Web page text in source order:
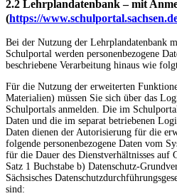
2.2 Lehrplandatenbank – mit
(https://
Bei der Nutzung der Lehrplandatenbank
Schulportal werden personenbezogene
beschriebene Verarbeitung hinaus wie
Für die Nutzung der erweiterten
Materialien) müssen Sie sich über das
Schulportals anmelden. Die im
Daten und die im separat betriebenen
Daten dienen der Autorisierung für die
folgende personenbezogene Daten vom
für die Dauer des Dienstverhältnisses auf
Satz 1 Buchstabe b) Datenschutz-
Sächsisches
sind: